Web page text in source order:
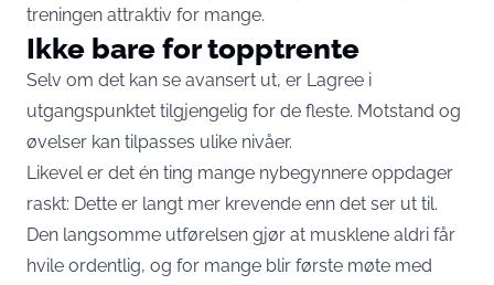
treningen attraktiv for mange.
Ikke bare for topptrente
Selv om det kan se avansert ut, er Lagree i
utgangspunktet tilgjengelig for de fleste. Motstand og
øvelser kan tilpasses ulike nivåer.
Likevel er det én ting mange nybegynnere oppdager
raskt: Dette er langt mer krevende enn det ser ut til.
Den langsomme utførelsen gjør at musklene aldri får
hvile ordentlig, og for mange blir første møte med